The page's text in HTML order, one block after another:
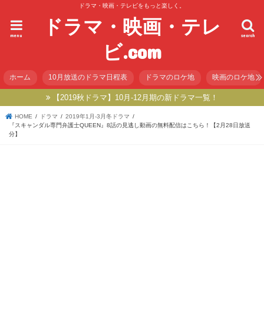
ドラマ・映画・テレビをもっと楽しく。
ドラマ・映画・テレ
ビ.com
search
menu
ホーム 10月放送のドラマ日程表 ドラマのロケ地 映画のロケ地
【2019秋ドラマ】10月-12月期の新ドラマ一覧！
HOME ドラマ
2019年1月-3月冬ドラマ
『スキャンダル専門弁護士QUEEN』8話の見逃し動画の無料配信はこちら！【2月28日放送
分】